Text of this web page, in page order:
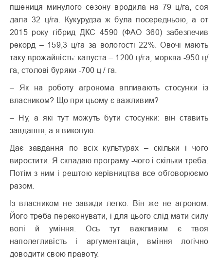
пшениця минулого сезону вродила на 79 ц/га, соя
дала 32 ц/га. Кукурудза ж була посередньою, а от
2015 року гібрид ДКС 4590 (ФАО 360) забезпечив
рекорд – 159,3 ц/га за вологості 22%. Овочі мають
таку врожайність: капуста – 1200 ц/га, морква -950 ц/
га, столові буряки -700 ц / га.
– Як на роботу агронома впливають стосунки із
власником? Що при цьому є важливим?
– Ну, а які тут можуть бути стосунки: він ставить
завдання, а я виконую.
Дає завдання по всіх культурах – скільки і чого
виростити. Я складаю програму -чого і скільки треба.
Потім з ним і рештою керівництва все обговорюємо
разом.
Із власником не завжди легко. Він же не агроном.
Його треба переконувати, і для цього слід мати силу
волі й уміння. Ось тут важливим є твоя
наполегливість і аргументація, вміння логічно
доводити свою правоту.